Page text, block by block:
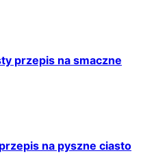
przepis na smaczne
na pyszne ciasto